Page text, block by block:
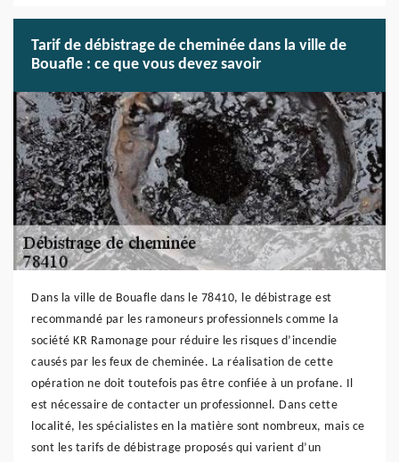
Tarif de débistrage de cheminée dans la ville de
Bouafle : ce que vous devez savoir
Dans la ville de Bouafle dans le 78410, le débistrage est
recommandé par les ramoneurs professionnels comme la
société KR Ramonage pour réduire les risques d’incendie
causés par les feux de cheminée. La réalisation de cette
opération ne doit toutefois pas être confiée à un profane. Il
est nécessaire de contacter un professionnel. Dans cette
localité, les spécialistes en la matière sont nombreux, mais ce
sont les tarifs de débistrage proposés qui varient d’un